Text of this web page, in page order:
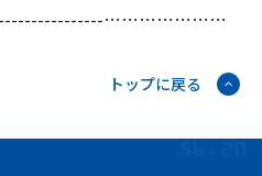
…………………
トップに戻る